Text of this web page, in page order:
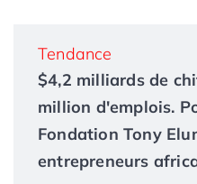
Tendance
$4,2 milliards de
million d'emplois.
Fondation Tony
entrepreneurs